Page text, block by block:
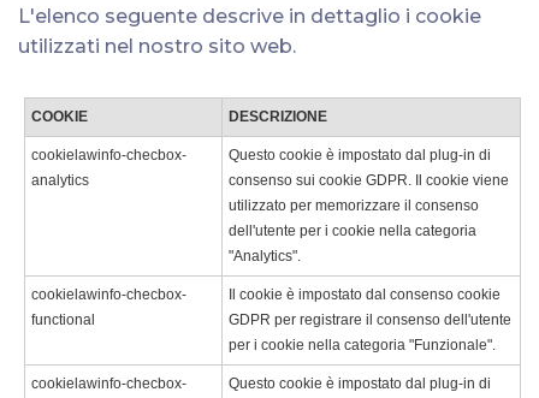
L'elenco seguente descrive in dettaglio i cookie
utilizzati nel nostro sito web.
COOKIE DESCRIZIONE
cookielawinfo-checbox-
analytics
Questo cookie è impostato dal plug-in di
consenso sui cookie GDPR. Il cookie viene
utilizzato per memorizzare il consenso
dell'utente per i cookie nella categoria
"Analytics".
cookielawinfo-checbox-
functional
Il cookie è impostato dal consenso cookie
GDPR per registrare il consenso dell'utente
per i cookie nella categoria "Funzionale".
cookielawinfo-checbox-
Questo cookie è impostato dal plug-in di